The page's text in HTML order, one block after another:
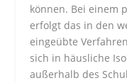
können. Bei einem
erfolgt das in den
eingeübte
sich in häusliche
außerhalb des